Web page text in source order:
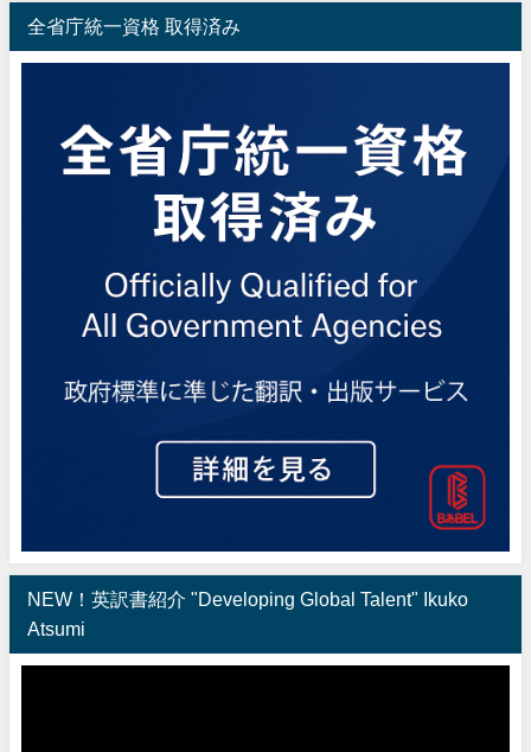
全省庁統一資格 取得済み
NEW！英訳書紹介 "Developing Global Talent" Ikuko
Atsumi